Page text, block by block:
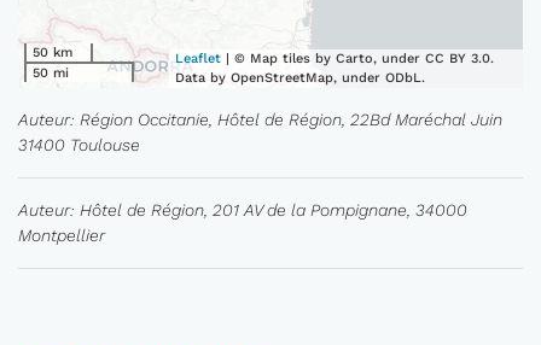
50 km
50 mi
Leaflet | © Map tiles by Carto, under CC BY 3.0.
Data by OpenStreetMap, under ODbL.
Auteur: Région Occitanie, Hôtel de Région, 22Bd Maréchal Juin
31400 Toulouse
Auteur: Hôtel de Région, 201 AV de la Pompignane, 34000
Montpellier